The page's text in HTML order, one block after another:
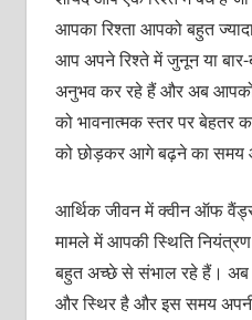
आपका रिश्‍ता आपको बहुत
आप अपने रिश्‍ते में जुनून या बार-
अनुभव कर रहे हैं और अब
को भावनात्‍मक स्‍तर पर
को छोड़कर आगे बढ़ने का समय
आर्थिक जीवन में क्‍वीन ऑफ
मामले में आपकी स्थिति
बहुत अच्‍छे से संभाल रहे हैं। अब
और स्थिर है और इस समय